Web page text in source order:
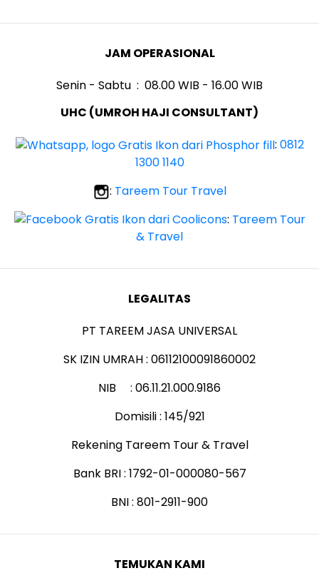
JAM OPERASIONAL
Senin - Sabtu : 08.00 WIB - 16.00 WIB
UHC (UMROH HAJI CONSULTANT)
: 0812
1300 1140
: Tareem Tour Travel
: Tareem Tour
& Travel
LEGALITAS
PT TAREEM JASA UNIVERSAL
SK IZIN UMRAH : 06112100091860002
NIB : 06.11.21.000.9186
Domisili : 145/921
Rekening Tareem Tour & Travel
Bank BRI : 1792-01-000080-567
BNI : 801-2911-900
TEMUKAN KAMI